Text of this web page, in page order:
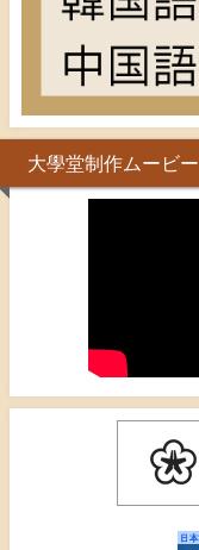
大學堂制作ムービー